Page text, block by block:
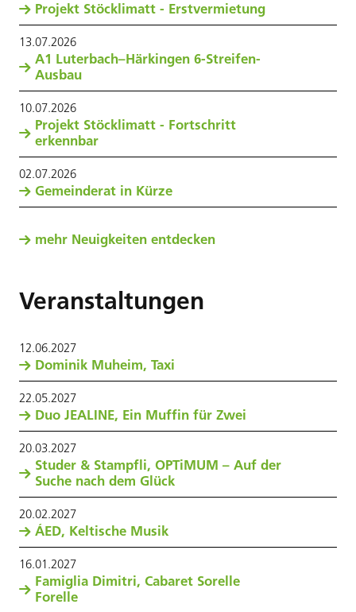
Projekt Stöcklimatt - Erstvermietung
13.07.2026
A1 Luterbach–Härkingen 6-Streifen-
Ausbau
10.07.2026
Projekt Stöcklimatt - Fortschritt
erkennbar
02.07.2026
Gemeinderat in Kürze
mehr Neuigkeiten entdecken
Veranstaltungen
12.06.2027
Dominik Muheim, Taxi
22.05.2027
Duo JEALINE, Ein Muffin für Zwei
20.03.2027
Studer & Stampfli, OPTiMUM – Auf der
Suche nach dem Glück
20.02.2027
ÁED, Keltische Musik
16.01.2027
Famiglia Dimitri, Cabaret Sorelle
Forelle